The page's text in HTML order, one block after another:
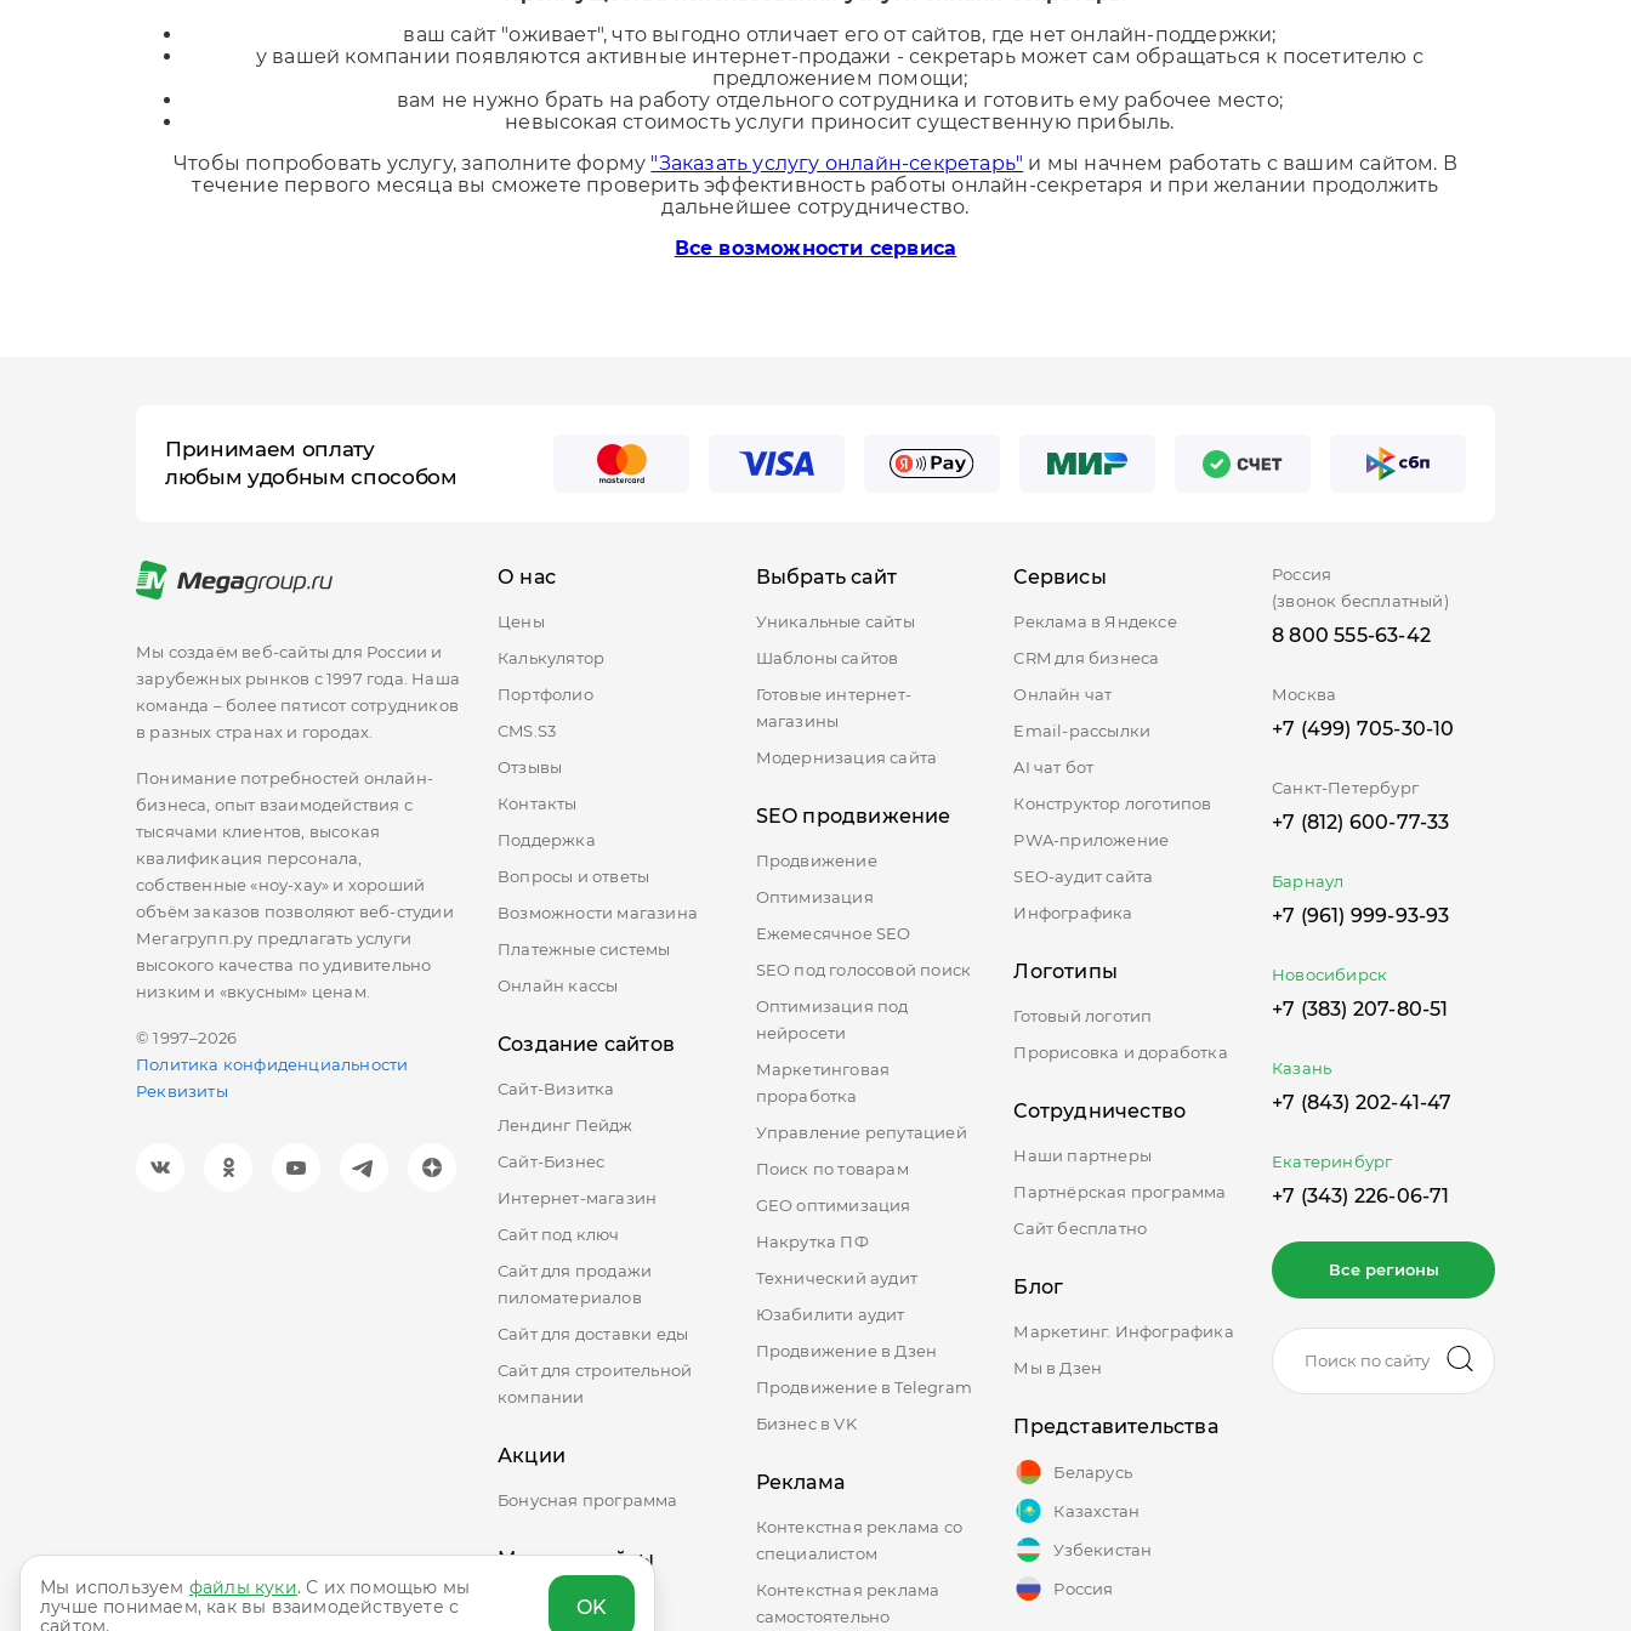
Юридический аудит
Продвижение на Тильде
Консультация маркетолога
Аналитика
Оптимизация рекламных
кампаний
Консультация директолога
Курсы контекстной рекламы
Консультация маркетолога
Стратегия развития бизнеса
ваш сайт "оживает", что выгодно отличает его от сайтов, где нет онлайн-поддержки;
у вашей компании появляются активные интернет-продажи - секретарь может сам обращаться к посетителю с
предложением помощи;
вам не нужно брать на работу отдельного сотрудника и готовить ему рабочее место;
невысокая стоимость услуги приносит существенную прибыль.
Чтобы попробовать услугу, заполните форму "Заказать услугу онлайн-секретарь" и мы начнем работать с вашим сайтом. В
течение первого месяца вы сможете проверить эффективность работы онлайн-секретаря и при желании продолжить
дальнейшее сотрудничество.
Все возможности сервиса
Принимаем оплату
любым удобным способом
Мы создаём веб-сайты для России и
зарубежных рынков с 1997 года. Наша
команда – более пятисот сотрудников
в разных странах и городах.
Понимание потребностей онлайн-
бизнеса, опыт взаимодействия с
тысячами клиентов, высокая
квалификация персонала,
собственные «ноу-хау» и хороший
объём заказов позволяют веб-студии
Мегагрупп.ру предлагать услуги
высокого качества по удивительно
низким и «вкусным» ценам.
© 1997–2026
Политика конфиденциальности
Реквизиты
О нас
Цены
Калькулятор
Портфолио
CMS.S3
Отзывы
Контакты
Поддержка
Вопросы и ответы
Возможности магазина
Платежные системы
Онлайн кассы
Создание сайтов
Сайт-Визитка
Лендинг Пейдж
Сайт-Бизнес
Интернет-магазин
Сайт под ключ
Сайт для продажи
пиломатериалов
Сайт для доставки еды
Сайт для строительной
компании
Акции
Бонусная программа
Маркетплейсы
Выбрать сайт
Уникальные сайты
Шаблоны сайтов
Готовые интернет-
магазины
Модернизация сайта
SEO продвижение
Продвижение
Оптимизация
Ежемесячное SEO
SEO под голосовой поиск
Оптимизация под
нейросети
Маркетинговая
проработка
Управление репутацией
Поиск по товарам
GEO оптимизация
Накрутка ПФ
Технический аудит
Юзабилити аудит
Продвижение в Дзен
Продвижение в Telegram
Бизнес в VK
Реклама
Контекстная реклама со
специалистом
Контекстная реклама
самостоятельно
Сервисы
Реклама в Яндексе
CRM для бизнеса
Онлайн чат
Email-рассылки
AI чат бот
Конструктор логотипов
PWA-приложение
SEO-аудит сайта
Инфографика
Логотипы
Готовый логотип
Прорисовка и доработка
Сотрудничество
Наши партнеры
Партнёрская программа
Сайт бесплатно
Блог
Маркетинг. Инфографика
Мы в Дзен
Представительства
Беларусь
Казахстан
Узбекистан
Россия
Россия
(звонок бесплатный)
8 800 555-63-42
Москва
+7 (499) 705-30-10
Санкт-Петербург
+7 (812) 600-77-33
Барнаул
+7 (961) 999-93-93
Новосибирск
+7 (383) 207-80-51
Казань
+7 (843) 202-41-47
Екатеринбург
+7 (343) 226-06-71
Все регионы
Мы используем файлы куки. С их помощью мы
лучше понимаем, как вы взаимодействуете с
сайтом.
OK
Оставляя заявку вы соглашаетесь с
политикой обработки персональных
данных
E-mail:
Регистрация
Оставляя заявку вы соглашаетесь с
политикой обработки персональных